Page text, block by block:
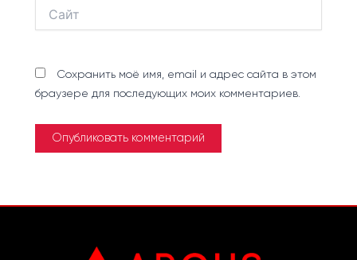
Сохранить моё имя, email и адрес сайта в этом
браузере для последующих моих комментариев.